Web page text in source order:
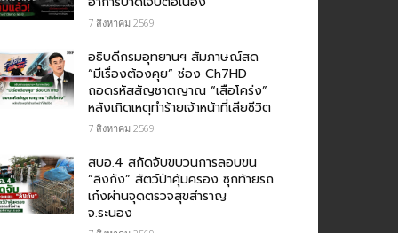
7 สิงหาคม 2569
อธิบดีกรมอุทยานฯ สัมภาษณ์สด
“มีเรื่องต้องคุย” ช่อง Ch7HD
ถอดรหัสสัญชาตญาณ “เสือโคร่ง”
หลังเกิดเหตุทำร้ายเจ้าหน้าที่เสียชีวิต
7 สิงหาคม 2569
สบอ.4 สกัดจับขบวนการลอบขน
“ลิงกัง” สัตว์ป่าคุ้มครอง ซุกท้ายรถ
เก๋งผ่านจุดตรวจสุขสำราญ
จ.ระนอง